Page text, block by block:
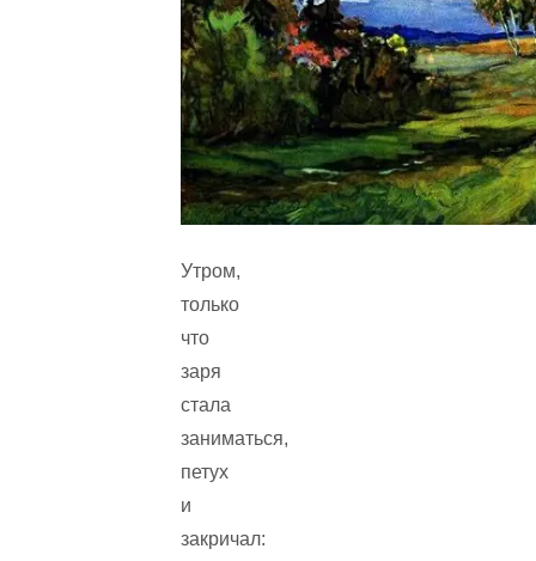
Утром,
только
что
заря
стала
заниматься,
петух
и
закричал: